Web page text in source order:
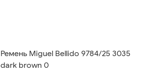
Ремень Miguel Bellido 9784/25 3035
dark brown 0